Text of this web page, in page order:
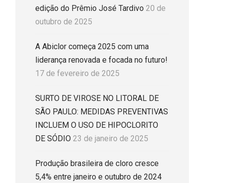
edição do Prêmio José Tardivo 20 de
outubro de 2025
A Abiclor começa 2025 com uma
liderança renovada e focada no futuro!
17 de fevereiro de 2025
SURTO DE VIROSE NO LITORAL DE
SÃO PAULO: MEDIDAS PREVENTIVAS
INCLUEM O USO DE HIPOCLORITO
DE SÓDIO 23 de janeiro de 2025
Produção brasileira de cloro cresce
5,4% entre janeiro e outubro de 2024